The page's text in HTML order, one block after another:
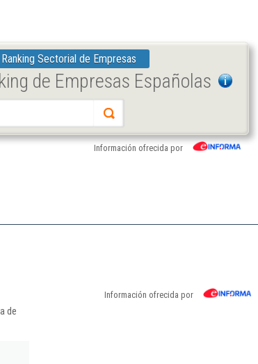
Ranking Sectorial de Empresas
de Empresas Españolas
Información ofrecida por
Información ofrecida por
de